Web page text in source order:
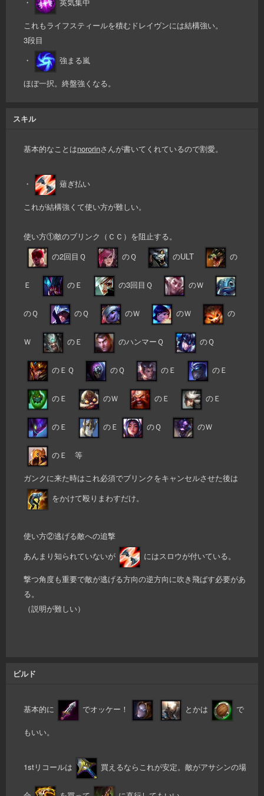
・ 英気集中
これもライフスティールを積むドレイヴンには結構強い。
3段目
・
強まる嵐
ほぼ一択。終盤強くなる。
スキル
基本的なことはnororinさんが書いてくれているので割愛。
・ 薙ぎ払い
これが結構強くて使い方が難しい。
使い方①敵のブリンク（ＣＣ）を阻止する。
の2回目Ｑ
のＱ のULT の
Ｅ のＥ の3回目Ｑ のＷ
のＱ のＱ のＷ のＷ の
Ｗ のＥ のハンマーＱ のＱ
のＥＱ のＱ のＥ のＥ
のＥ のＷ のＥ のＥ
のＥ のＥ のＱ のＷ
のＥ 等
ガンクに来た時はこれ必須でブリンクをキャンセルさせた後は
をかけて殴りまわすだけ。
使い方②逃げる敵への追撃
あんまり知られていないが
にはスロウが付いている。
撃つ角度も重要で敵が逃げる方向の逆方向に吹き飛ばす必要があ
る。
（説明が難しい）
ビルド
基本的に でオッケー！ とかは で
もいい。
1stリコールは 買えるならこれが安定。敵がアサシンの場